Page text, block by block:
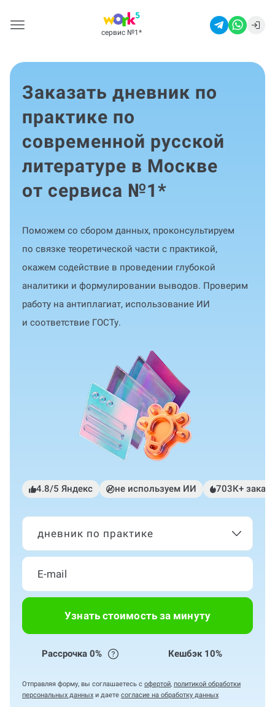
сервис №1 *
Заказать дневник по
практике по
современной русской
литературе в Москве
от сервиса №1*
Поможем со сбором данных, проконсультируем
по связке теоретической части с практикой,
окажем содействие в проведении глубокой
аналитики и формулировании выводов. Проверим
работу на антиплагиат, использование ИИ
и соответствие ГОСТу.
4.8/5 Яндекс не используем ИИ 703К+
дневник по практике
Узнать стоимость за минуту
Рассрочка 0% Кешбэк 10%
Отправляя форму, вы соглашаетесь с офертой, политикой обработки
персональных данных и даете согласие на обработку данных